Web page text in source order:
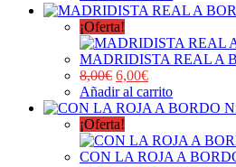
¡Oferta!
MADRIDISTA REAL A
8,00€ 6,00€
Añadir al carrito
¡Oferta!
CON LA ROJA A